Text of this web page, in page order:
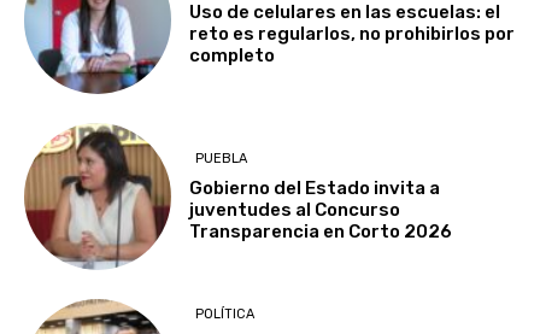
Uso de celulares en las escuelas: el
reto es regularlos, no prohibirlos por
completo
PUEBLA
Gobierno del Estado invita a
juventudes al Concurso
Transparencia en Corto 2026
POLÍTICA